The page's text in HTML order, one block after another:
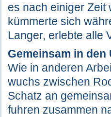
es nach einiger Zeit
kümmerte sich
Langer, erlebte alle
Gemeinsam in den
Wie in anderen
wuchs zwischen
Schatz an
fuhren zusammen